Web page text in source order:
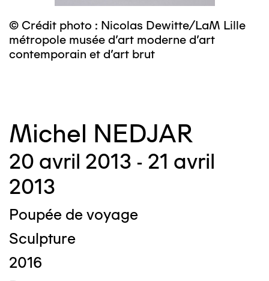
© Crédit photo : Nicolas Dewitte/LaM Lille
métropole musée d’art moderne d’art
contemporain et d’art brut
Michel NEDJAR
20 avril 2013 - 21 avril
2013
Poupée de voyage
Sculpture
2016